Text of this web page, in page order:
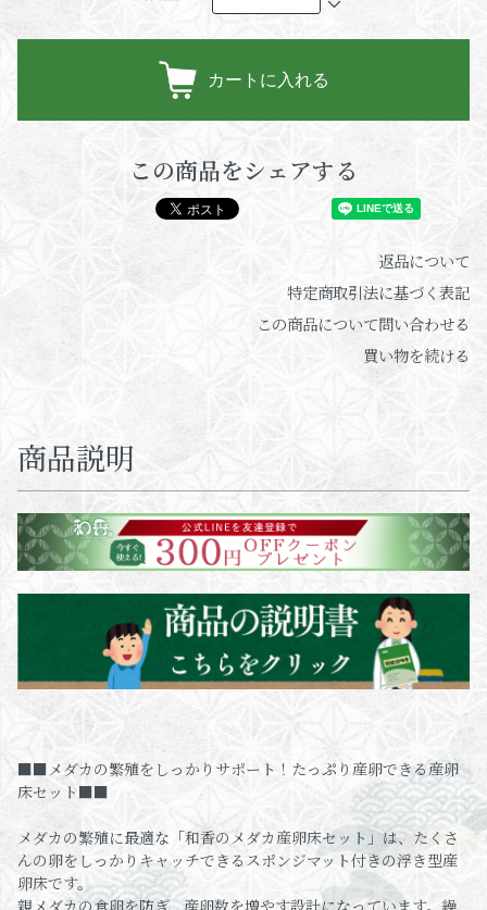
カートに入れる
この商品をシェアする
返品について
特定商取引法に基づく表記
この商品について問い合わせる
買い物を続ける
商品説明
■■メダカの繁殖をしっかりサポート！たっぷり産卵できる産卵
床セット■■
メダカの繁殖に最適な「和香のメダカ産卵床セット」は、たくさ
んの卵をしっかりキャッチできるスポンジマット付きの浮き型産
卵床です。